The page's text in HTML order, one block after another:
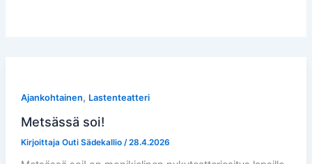
Ajankohtainen, Lastenteatteri
Metsässä soi!
Kirjoittaja Outi Sädekallio /28.4.2026